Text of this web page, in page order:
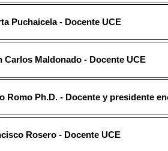
Puchaicela - Docente UCE
Carlos Maldonado - Docente UCE
Romo Ph.D. - Docente y presidente
Rosero - Docente UCE